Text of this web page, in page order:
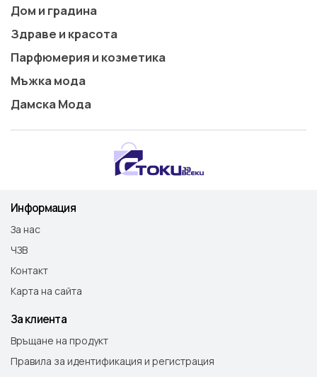
Дом и градина
Здраве и красота
Парфюмерия и козметика
Мъжка мода
Дамска Мода
Информация
За нас
ЧЗВ
Контакт
Карта на сайта
За клиента
Връщане на продукт
Правила за идентификация и регистрация